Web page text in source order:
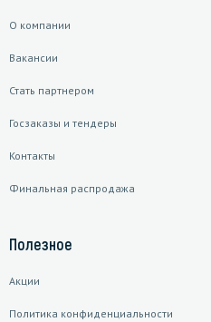
О компании
Вакансии
Стать партнером
Госзаказы и тендеры
Контакты
Финальная распродажа
Полезное
Акции
Политика конфиденциальности